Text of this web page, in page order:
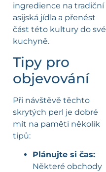
ingredience na tradiční
asijská jídla a přenést
část této kultury do své
kuchyně.
Tipy pro
objevování
Při návštěvě těchto
skrytých perl je dobré
mít na paměti několik
tipů:
Plánujte si čas:
Některé obchody